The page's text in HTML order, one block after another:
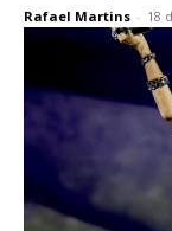
Rafael Martins - 18